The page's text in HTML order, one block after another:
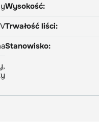
Wysokość:
Trwałość liści:
Stanowisko: